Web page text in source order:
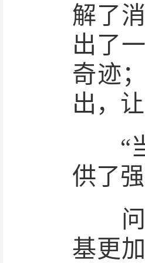
解了
出了
奇迹
出，
“当
供了
问题
基更